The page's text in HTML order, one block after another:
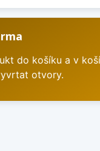
do košíku a v
otvory.